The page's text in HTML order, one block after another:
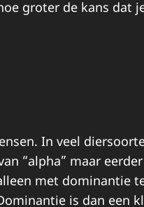
groter de kans dat
In veel
“alpha” maar
met dominantie
is dan een